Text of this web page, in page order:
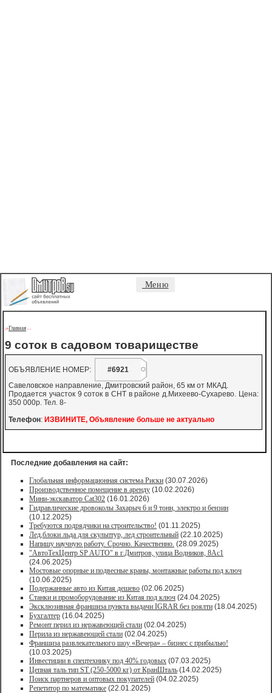
Меню
->Главная - -
9 cоток в садовом товариществе
ОБЪЯВЛЕНИЕ НОМЕР:
#6921
Савеловское направление, Дмитровский район, 65 км от МКАД.
Продается участок 9 соток в СНТ в районе д.Михеево-Сухарево. Цена:
350 000р. Тел. 8-
Телефон: ИЗВИНИТЕ, Объявление больше не актуально
Последние добавления на сайт:
Глобальная информационная система Риски (30.07.2026)
Производственное помещение в аренду (10.02.2026)
Мини-экскаватор Cat302 (16.01.2026)
Гидравлические дровоколы Захарыч 6 и 9 тонн, электро и бензин
(10.12.2025)
Требуются подрядчики на строительство! (01.11.2025)
Лед,блоки льда для скульптур, лед строительный (22.10.2025)
Напишу научную работу. Срочно. Качественно. (28.09.2025)
"АвтоТехЦентр SP AUTO" в г.Дмитров, улица Водников, 8Ас1
(24.06.2025)
Мостовые опорные и подвесные краны, монтажные работы под ключ
(10.06.2025)
Подержанные авто из Китая дешево (02.06.2025)
Станки и промоборудование из Китая под ключ (24.04.2025)
Эксклюзивная франшиза пункта выдачи IGRAR без роялти (18.04.2025)
Бухгалтер (16.04.2025)
Ремонт перил из нержавеющей стали (02.04.2025)
Перила из нержавеющей стали (02.04.2025)
Франшиза развлекательного шоу «Вечера» – бизнес с прибылью!
(10.03.2025)
Инвестиции в спецтехнику под 40% годовых (07.03.2025)
Цепная таль тип ST (250-5000 кг) от КранШталь (14.02.2025)
Поиск партнеров и оптовых покупателей (04.02.2025)
Репетитор по математике (22.01.2025)